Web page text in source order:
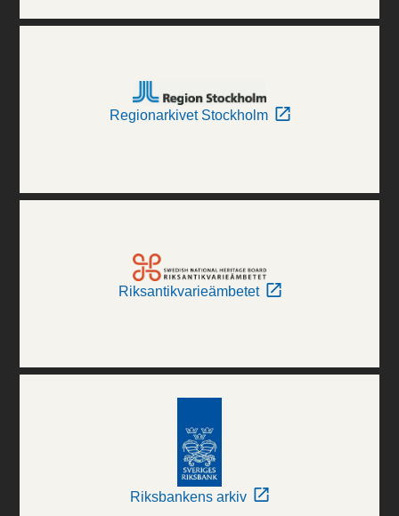
Regionarkivet Stockholm
Riksantikvarieämbetet
Riksbankens arkiv